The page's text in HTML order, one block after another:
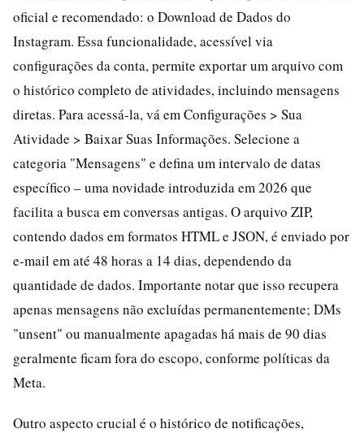
oficial e recomendado: o Download de Dados do
Instagram. Essa funcionalidade, acessível via
configurações da conta, permite exportar um arquivo com
o histórico completo de atividades, incluindo mensagens
diretas. Para acessá-la, vá em Configurações > Sua
Atividade > Baixar Suas Informações. Selecione a
categoria "Mensagens" e defina um intervalo de datas
específico – uma novidade introduzida em 2026 que
facilita a busca em conversas antigas. O arquivo ZIP,
contendo dados em formatos HTML e JSON, é enviado por
e-mail em até 48 horas a 14 dias, dependendo da
quantidade de dados. Importante notar que isso recupera
apenas mensagens não excluídas permanentemente; DMs
"unsent" ou manualmente apagadas há mais de 90 dias
geralmente ficam fora do escopo, conforme políticas da
Meta.
Outro aspecto crucial é o histórico de notificações,